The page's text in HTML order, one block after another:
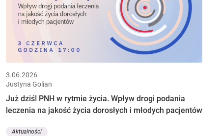
3.06.2026
Justyna Golian
Już dziś! PNH w rytmie życia. Wpływ drogi podania
leczenia na jakość życia dorosłych i młodych pacjentów
Aktualności